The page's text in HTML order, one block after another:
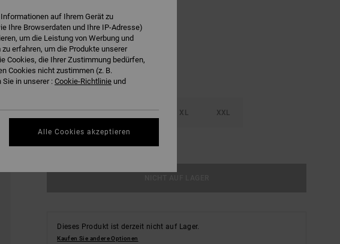
FARBEBlack
S M L XL XXL
Dieses Produkt ist derzeit nicht auf Lager.
Kaufen Sie andere Optionen
auf Ihrem Gerät zu
Ihre Browserdaten und Ihre IP-Adresse)
um die Leistung von Werbung und
erfahren, um die Produkte unserer
Cookies, die Ihrer Zustimmung bedürfen,
Cookies nicht zustimmen (z. B.
in unserer : Cookie-Richtlinie und
Alle Cookies akzeptieren